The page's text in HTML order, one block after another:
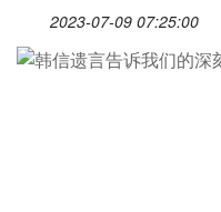
2023-07-09 07:25:00